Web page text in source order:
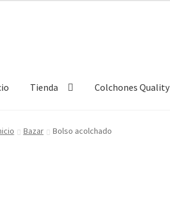
Tienda Colchones Quality
Carrito Empresas Nosotros
Bazar Bolso acolchado